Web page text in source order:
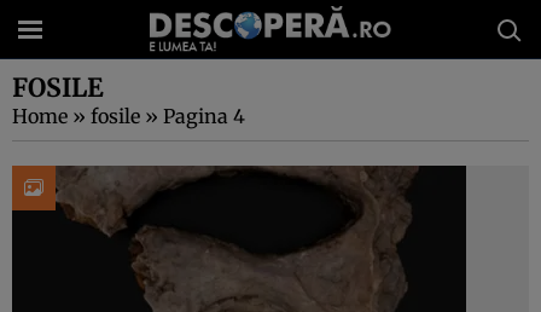
FOSILE
Home » fosile » Pagina 4